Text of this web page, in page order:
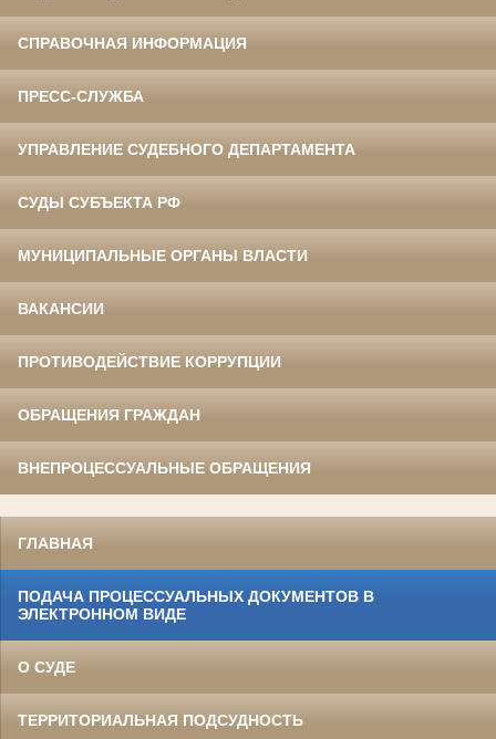
СПРАВОЧНАЯ ИНФОРМАЦИЯ
ПРЕСС-СЛУЖБА
УПРАВЛЕНИЕ СУДЕБНОГО ДЕПАРТАМЕНТА
СУДЫ СУБЪЕКТА РФ
МУНИЦИПАЛЬНЫЕ ОРГАНЫ ВЛАСТИ
ВАКАНСИИ
ПРОТИВОДЕЙСТВИЕ КОРРУПЦИИ
ОБРАЩЕНИЯ ГРАЖДАН
ВНЕПРОЦЕССУАЛЬНЫЕ ОБРАЩЕНИЯ
ГЛАВНАЯ
ПОДАЧА ПРОЦЕССУАЛЬНЫХ ДОКУМЕНТОВ В
ЭЛЕКТРОННОМ ВИДЕ
О СУДЕ
ТЕРРИТОРИАЛЬНАЯ ПОДСУДНОСТЬ